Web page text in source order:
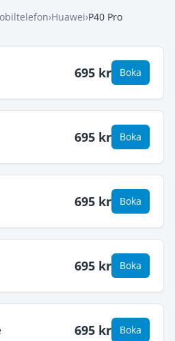
›Huawei›P40 Pro
695 kr Boka
695 kr Boka
695 kr Boka
695 kr Boka
695 kr Boka